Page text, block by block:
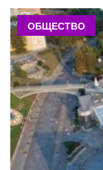
ОБЩЕСТВО